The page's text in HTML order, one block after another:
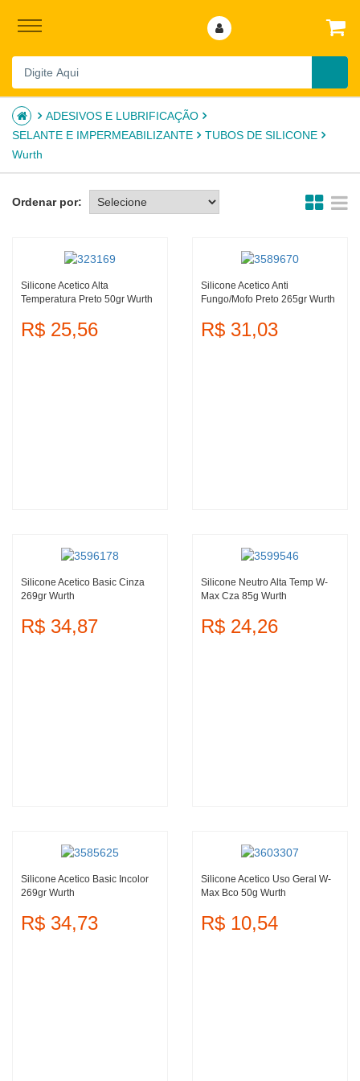
ADESIVOS E LUBRIFICAÇÃO
SELANTE E IMPERMEABILIZANTE
TUBOS DE SILICONE
Wurth
Ordenar por:
Silicone Acetico Alta
Temperatura Preto 50gr Wurth
R$ 25,56
Silicone Acetico Anti
Fungo/mofo Preto 265gr Wurth
R$ 31,03
Silicone Acetico Basic Cinza
269gr Wurth
R$ 34,87
Silicone Neutro Alta Temp W-
Max Cza 85g Wurth
R$ 24,26
Silicone Acetico Basic Incolor
269gr Wurth
R$ 34,73
Silicone Acetico Uso Geral W-
Max Bco 50g Wurth
R$ 10,54